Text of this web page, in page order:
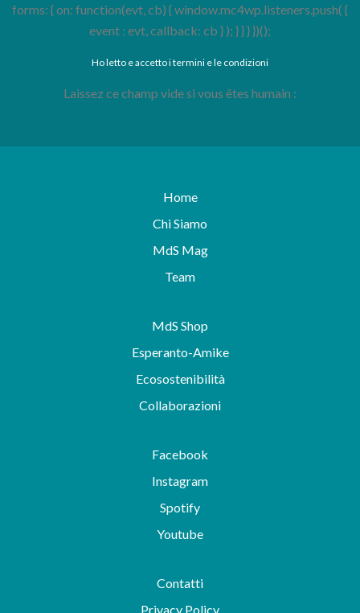
forms: { on: function(evt, cb) { window.mc4wp.listeners.push( {
event : evt, callback: cb } ); } } } })();
Ho letto e accetto i termini e le condizioni
Laissez ce champ vide si vous êtes humain :
Home
Chi Siamo
MdS Mag
Team
MdS Shop
Esperanto-Amike
Ecosostenibilità
Collaborazioni
Facebook
Instagram
Spotify
Youtube
Contatti
Privacy Policy